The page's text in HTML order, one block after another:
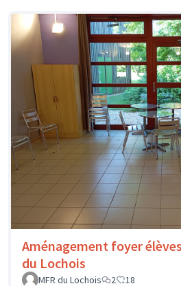
Aménagement foyer
du Lochois
MFR du Lochois
2 18